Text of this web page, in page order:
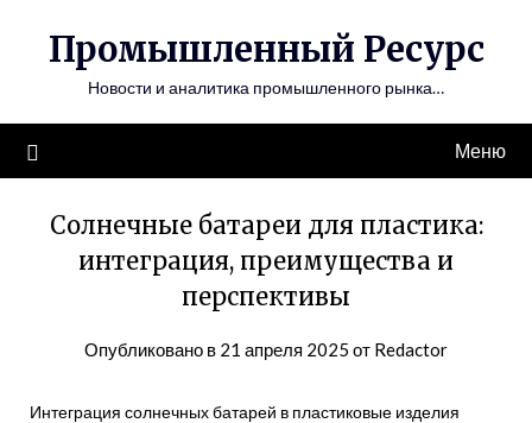
содержимому
Промышленный Ресурс
Новости и аналитика промышленного рынка…
Меню
Солнечные батареи для пластика:
интеграция, преимущества и
перспективы
Опубликовано в 21 апреля 2025 от Redactor
Интеграция солнечных батарей в пластиковые изделия